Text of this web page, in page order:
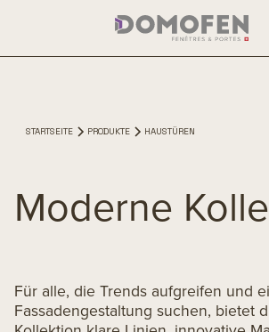
STARTSEITE PRODUKTE HAUSTÜREN
Moderne
Für alle, die Trends aufgreifen und
Fassadengestaltung suchen, bietet